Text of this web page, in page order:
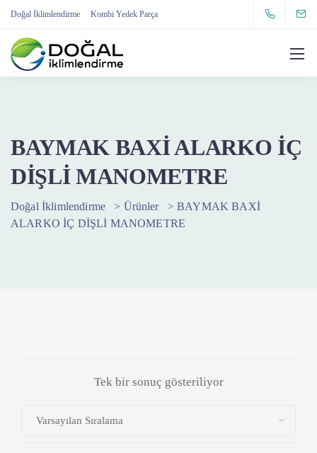
Doğal İklimlendirme Kombi Yedek Parça
BAYMAK BAXİ ALARKO İÇ
DİŞLİ MANOMETRE
Doğal İklimlendirme > Ürünler >BAYMAK BAXİ
ALARKO İÇ DİŞLİ MANOMETRE
Tek bir sonuç gösteriliyor